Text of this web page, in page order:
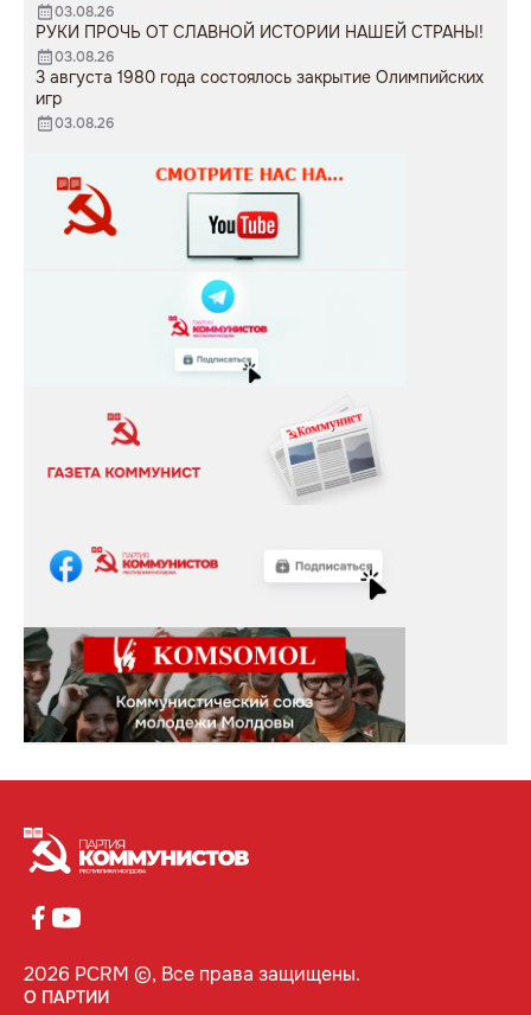
03.08.26
РУКИ ПРОЧЬ ОТ СЛАВНОЙ ИСТОРИИ НАШЕЙ СТРАНЫ!
03.08.26
3 августа 1980 года состоялось закрытие Олимпийских
игр
03.08.26
2026 PCRM ©, Все права защищены.
О ПАРТИИ